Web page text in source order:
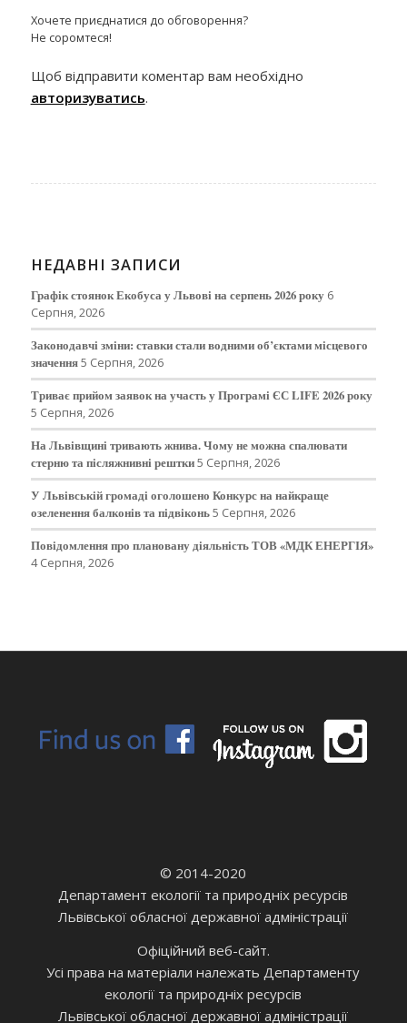
Хочете приєднатися до обговорення?
Не соромтеся!
Щоб відправити коментар вам необхідно
авторизуватись.
НЕДАВНІ ЗАПИСИ
Графік стоянок Екобуса у Львові на серпень 2026 року 6
Серпня, 2026
Законодавчі зміни: ставки стали водними об’єктами місцевого
значення5 Серпня, 2026
Триває прийом заявок на участь у Програмі ЄС LIFE 2026 року
5 Серпня, 2026
На Львівщині тривають жнива. Чому не можна спалювати
стерню та післяжнивні рештки5 Серпня, 2026
У Львівській громаді оголошено Конкурс на найкраще
озеленення балконів та підвіконь5 Серпня, 2026
Повідомлення про плановану діяльність ТОВ «МДК ЕНЕРГІЯ»
4 Серпня, 2026
© 2014-2020
Департамент екології та природніх ресурсів
Львівської обласної державної адміністрації
Офіційний веб-сайт.
Усі права на матеріали належать Департаменту
екології та природніх ресурсів
Львівської обласної державної адміністрації